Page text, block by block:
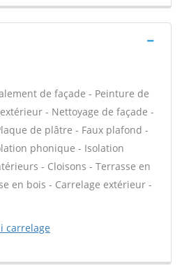
de façade - Peinture de
- Nettoyage de façade -
de plâtre - Faux plafond -
phonique - Isolation
- Cloisons - Terrasse en
en bois - Carrelage extérieur -
carrelage